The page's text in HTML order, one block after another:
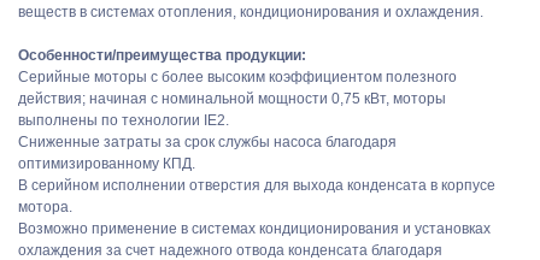
веществ в системах отопления, кондиционирования и охлаждения.
Особенности/преимущества продукции:
Серийные моторы с более высоким коэффициентом полезного
действия; начиная с номинальной мощности 0,75 кВт, моторы
выполнены по технологии IE2.
Сниженные затраты за срок службы насоса благодаря
оптимизированному КПД.
В серийном исполнении отверстия для выхода конденсата в корпусе
мотора.
Возможно применение в системах кондиционирования и установках
охлаждения за счет надежного отвода конденсата благодаря